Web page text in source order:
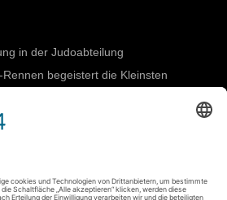
in der Judoabteilung
begeistert die Kleinsten
in March-Buchheim
bei den Badischen